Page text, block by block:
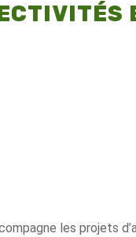
les projets